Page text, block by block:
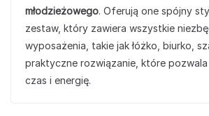
młodzieżowego. Oferują one spójny
zestaw, który zawiera wszystkie
wyposażenia, takie jak łóżko, biurko,
praktyczne rozwiązanie, które
czas i energię.